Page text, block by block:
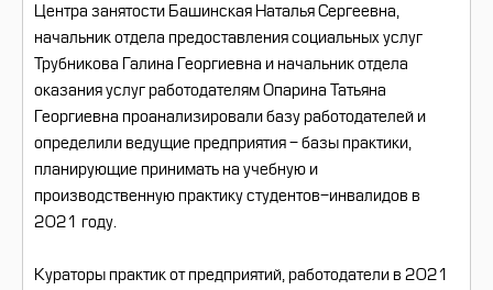
Центра занятости Башинская Наталья Сергеевна,
начальник отдела предоставления социальных услуг
Трубникова Галина Георгиевна и начальник отдела
оказания услуг работодателям Опарина Татьяна
Георгиевна проанализировали базу работодателей и
определили ведущие предприятия - базы практики,
планирующие принимать на учебную и
производственную практику студентов-инвалидов в
2021 году.
Кураторы практик от предприятий, работодатели в 2021